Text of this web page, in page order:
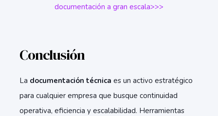
documentación a gran escala>>>
Conclusión
La documentación técnica es un activo estratégico
para cualquier empresa que busque continuidad
operativa, eficiencia y escalabilidad. Herramientas